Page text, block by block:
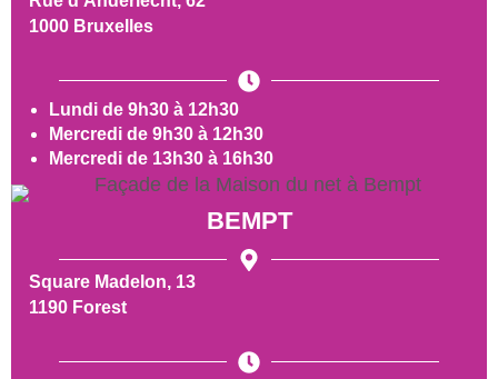
1000 Bruxelles
Lundi de 9h30 à 12h30
Mercredi de 9h30 à 12h30
Mercredi de 13h30 à 16h30
BEMPT
Square Madelon, 13
1190 Forest